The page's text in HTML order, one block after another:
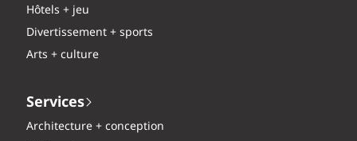
Hôtels + jeu
Divertissement + sports
Arts + culture
Services
Architecture + conception